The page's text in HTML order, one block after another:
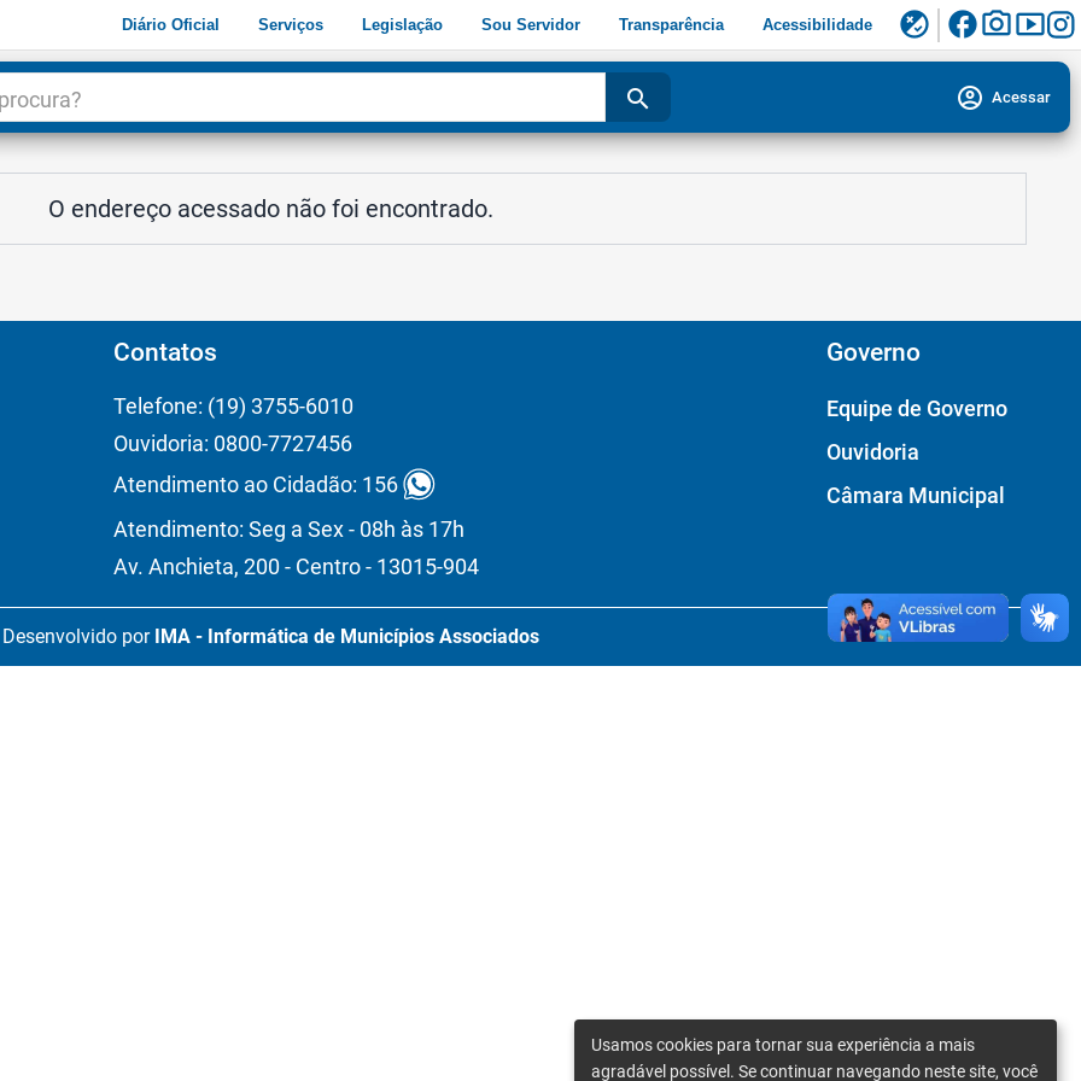
Diário Oficial Serviços Legislação Sou Servidor Transparência Acessibilidade flaky facebookphoto_camerasmart_display
search account_circle Acessar
O endereço acessado não foi encontrado.
Contatos
Telefone: (19) 3755-6010
Ouvidoria: 0800-7727456
Atendimento ao Cidadão: 156
Atendimento: Seg a Sex - 08h às 17h
Av. Anchieta, 200 - Centro - 13015-904
Governo
Equipe de Governo
Ouvidoria
Câmara Municipal
Desenvolvido por IMA - Informática de Municípios Associados
Usamos cookies para tornar sua experiência a mais
agradável possível. Se continuar navegando neste site, você